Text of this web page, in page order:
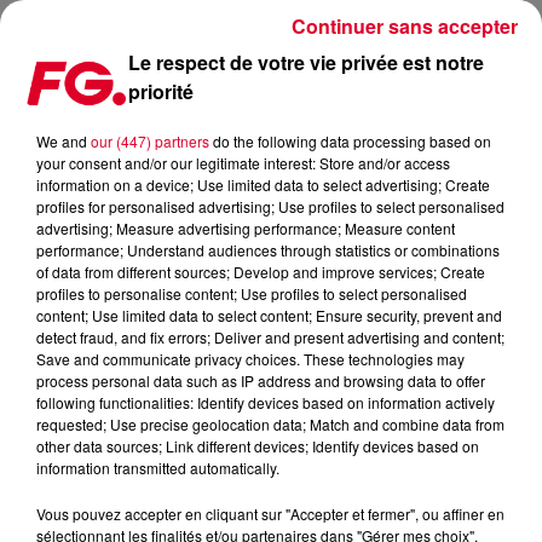
COUP DE CŒUR FG : 'STAND BY ME' DE LOW STEPPA SUR LE
Publié : 27 avril 2023 à 7h23 par Antony HARARI
Le respect de votre vie privée est notre
priorité
We and our (447) partnersdo the following data processing based on
your consent and/or our legitimate interest: Store and/or access
information on a device; Use limited data to select advertising; Create
profiles for personalised advertising; Use profiles to select personalised
advertising; Measure advertising performance; Measure content
performance; Understand audiences through statistics or combinations
of data from different sources; Develop and improve services; Create
profiles to personalise content; Use profiles to select personalised
content; Use limited data to select content; Ensure security, prevent and
detect fraud, and fix errors; Deliver and present advertising and content;
Save and communicate privacy choices. These technologies may
process personal data such as IP address and browsing data to offer
following functionalities: Identify devices based on information actively
requested; Use precise geolocation data; Match and combine data from
other data sources; Link different devices; Identify devices based on
information transmitted automatically.
Vous pouvez accepter en cliquant sur "Accepter et fermer", ou affiner en
sélectionnant les finalités et/ou partenaires dans "Gérer mes choix".
Continuer sans accepter